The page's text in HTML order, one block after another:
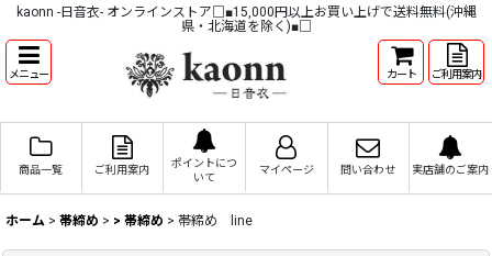
kaonn -日音衣- オンラインストア□■15,000円以上お買い上げで送料無料(沖縄
県・北海道を除く)■□
メニュー カート ご利用案内
商品一覧 ご利用案内
ポイントにつ
いて
マイページ 問い合わせ 実店舗のご案内
ホーム > 帯締め > > 帯締め > 帯締め line